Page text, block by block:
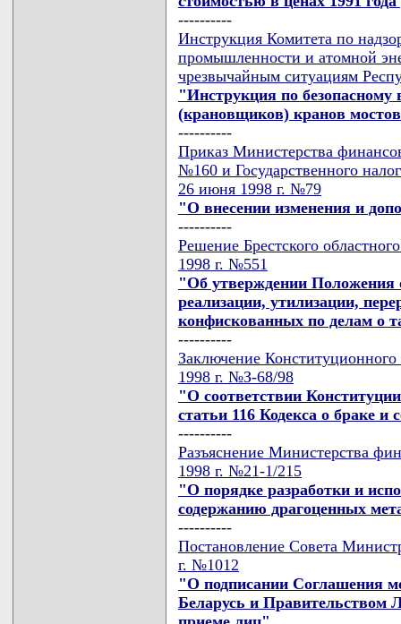
----------
Инструкция Комитета по
промышленности и атомной
чрезвычайным ситуациям
"Инструкция по
(крановщиков) кранов
----------
Приказ Министерства
№160 и Государственного
26 июня 1998 г. №79
"О внесении изменения и
----------
Решение Брестского
1998 г. №551
"Об утверждении Положения
реализации, утилизации,
конфискованных по делам о
----------
Заключение
1998 г. №З-68/98
"О соответствии
статьи 116 Кодекса о браке и
----------
Разъяснение Министерства
1998 г. №21-1/215
"О порядке разработки и
содержанию драгоценных
----------
Постановление Совета
г. №1012
"О подписании Соглашения
Беларусь и Правительством